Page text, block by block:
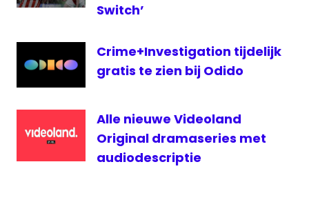
Switch’
Crime+Investigation tijdelijk
gratis te zien bij Odido
Alle nieuwe Videoland
Original dramaseries met
audiodescriptie